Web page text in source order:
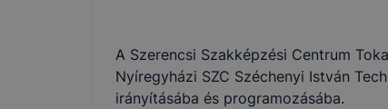
A Szerencsi Szakképzési Centrum
Nyíregyházi SZC Széchenyi István
irányításába és programozásába.